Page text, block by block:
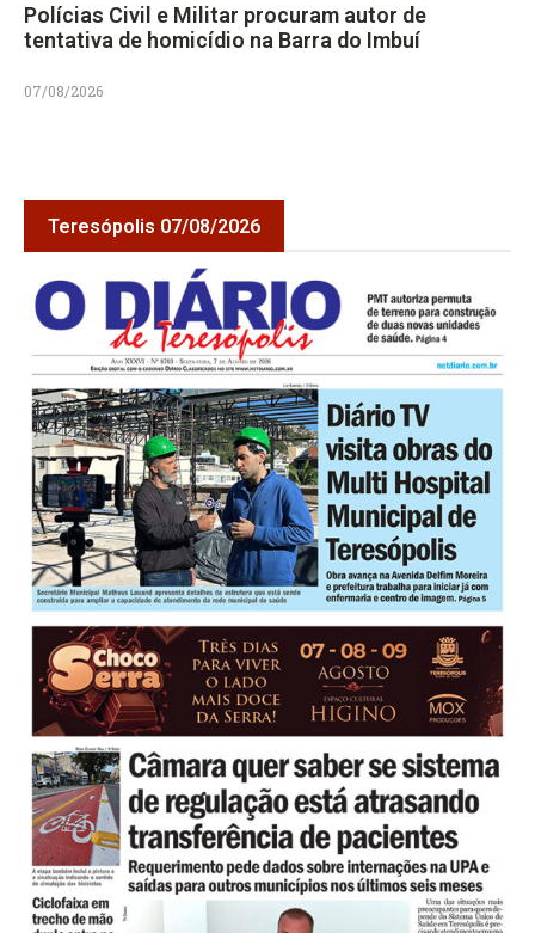
Polícias Civil e Militar procuram autor de
tentativa de homicídio na Barra do Imbuí
07/08/2026
Teresópolis 07/08/2026